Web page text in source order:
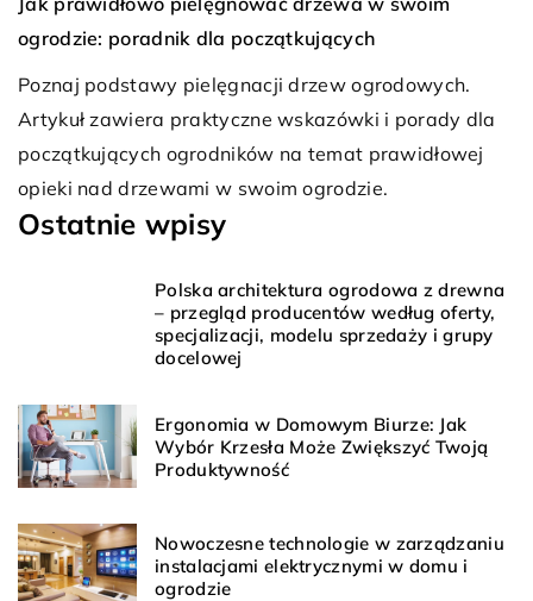
Twój dom stał się celem szkodników? Poznaj
Optymalne rozwiązania, pewne rezultaty bez
potrzeby korzystania z usług profesjonalistów.
Ostatnie wpisy
Polska architektura ogrodowa z drewna
– przegląd producentów według oferty,
specjalizacji, modelu sprzedaży i grupy
docelowej
Ergonomia w Domowym Biurze: Jak
Wybór Krzesła Może Zwiększyć Twoją
Produktywność
Nowoczesne technologie w zarządzaniu
instalacjami elektrycznymi w domu i
ogrodzie